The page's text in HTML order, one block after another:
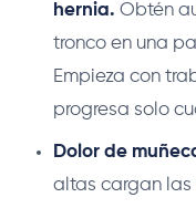
hernia. Obtén
tronco en una
Empieza con
progresa solo
Dolor de
altas cargan las